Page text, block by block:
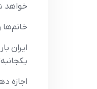
خواهد
خانم‌ها
ایران
اجازه